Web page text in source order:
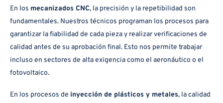
En los mecanizados CNC, la precisión y la repetibilidad son
fundamentales. Nuestros técnicos programan los procesos para
garantizar la fiabilidad de cada pieza y realizar verificaciones de
calidad antes de su aprobación final. Esto nos permite trabajar
incluso en sectores de alta exigencia como el aeronáutico o el
fotovoltaico.
En los procesos de inyección de plásticos y metales, la calidad